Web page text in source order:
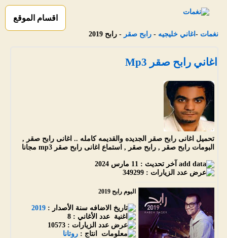
اقسام الموقع
نغمات - اغاني خليجيه - رابح صقر - رابح 2019
اغاني رابح صقر Mp3
تحميل اغانى رابح صقر الجديده والقديمه كامله .. اغانى رابح صقر ,
البومات رابح صقر , رابح صقر , استماع اغانى رابح صقر mp3 مجانا
آخر تحديث : 11 مارس 2024
عدد الزيارات : 349299
البوم رابح 2019
سنة الأصدار : 2019
عدد الأغاني : 8
عدد الزيارات : 10573
انتاج : روتانا